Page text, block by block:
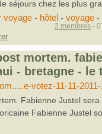
séjours chez les plus
voyage- hôtel - voyage-
2 membres -
mortem.
- bretagne - le
votez-11-11-
Fabienne Justel
Fabienne Justel